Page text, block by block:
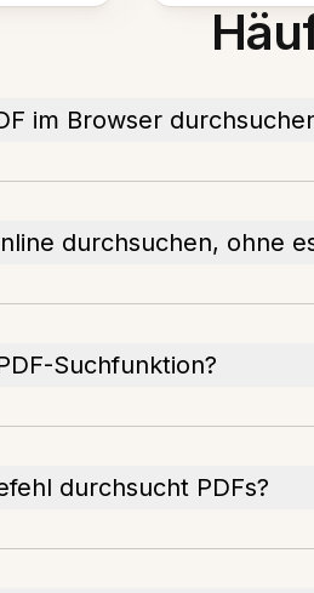
im Browser
durchsuchen, ohne
Suchfunktion?
durchsucht PDFs?